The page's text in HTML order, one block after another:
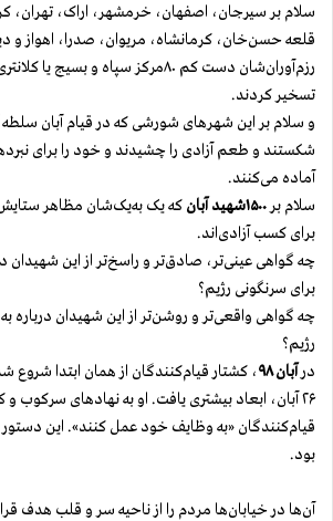
سلام بر سیرجان، اصفهان، خرمشهر، اراک، تهران،
قلعه حسن‌خان، کرمانشاه، مریوان، صدرا، اهواز و
رزم‌آوران‌شان دست کم ۸۰مرکز سپاه و بسیج
تسخیر کردند.
و سلام بر این شهرهای شورشی که در قیام آبان سلطه
شکستند و طعم آزادی را چشیدند و خود را برای
آماده می‌کنند.
سلام بر ۱۵۰۰شهید آبان
که یک به‌یک‌شان مظاهر
برای کسب آزادی‌اند.
چه گواهی عینی‌تر، صادق‌تر و راسخ‌تر از این شهیدان
برای سرنگونی رژیم؟
چه گواهی واقعی‌تر و روشن‌تر از این شهیدان درباره به‌
رژیم؟
درآبان ۹۸
، کشتار قیام‌کنندگان از همان ابتدا شروع
۲۶ آبان، ابعاد بیشتری یافت. او به ‌نهادهای
قیام‌کنندگان «به وظایف خود عمل کنند». این
بود.
آن‌ها در خیابان‌ها مردم را از ناحیه سر‌‌ و قلب‌ هدف